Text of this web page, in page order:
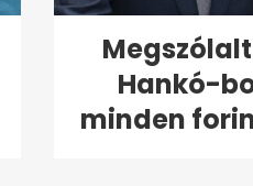
Hankó-
minden